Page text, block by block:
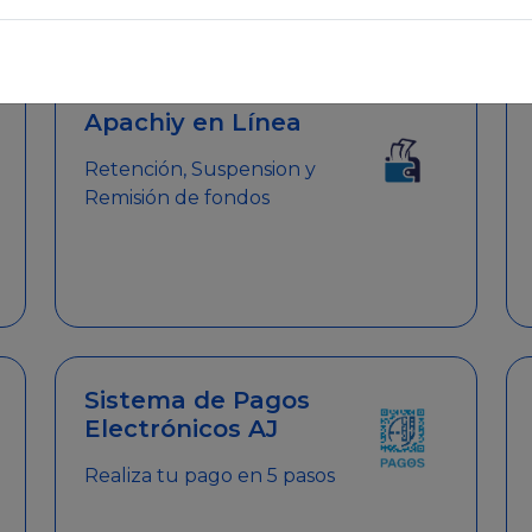
Apachiy en Línea
Retención, Suspension y
Remisión de fondos
Sistema de Pagos
Electrónicos AJ
Realiza tu pago en 5 pasos